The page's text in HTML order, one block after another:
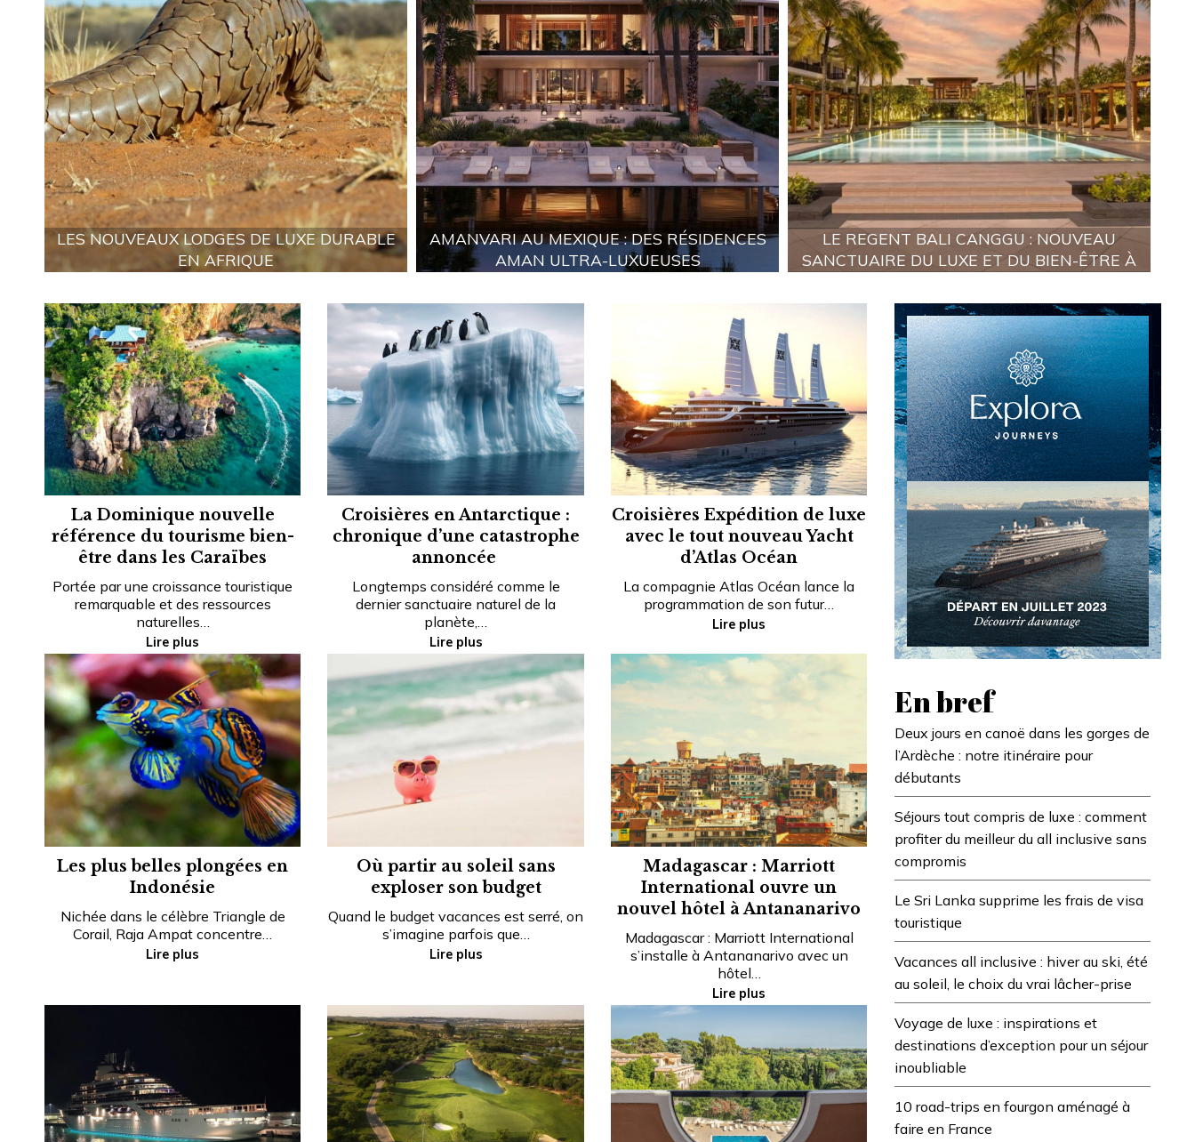
LES NOUVEAUX LODGES DE LUXE DURABLE
EN AFRIQUE
AMANVARI AU MEXIQUE : DES RÉSIDENCES
AMAN ULTRA-LUXUEUSES
LE REGENT BALI CANGGU : NOUVEAU
SANCTUAIRE DU LUXE ET DU BIEN-ÊTRE À
La Dominique nouvelle
référence du tourisme bien-
être dans les Caraïbes
Portée par une croissance touristique
remarquable et des ressources
naturelles…
Lire plus
Croisières en Antarctique :
chronique d’une catastrophe
annoncée
Longtemps considéré comme le
dernier sanctuaire naturel de la
planète,…
Lire plus
Croisières Expédition de luxe
avec le tout nouveau Yacht
d’Atlas Océan
La compagnie Atlas Océan lance la
programmation de son futur…
Lire plus
Les plus belles plongées en
Indonésie
Nichée dans le célèbre Triangle de
Corail, Raja Ampat concentre…
Lire plus
Où partir au soleil sans
exploser son budget
Quand le budget vacances est serré, on
s’imagine parfois que…
Lire plus
Madagascar : Marriott
International ouvre un
nouvel hôtel à Antananarivo
Madagascar : Marriott International
s’installe à Antananarivo avec un
hôtel…
Lire plus
En bref
Deux jours en canoë dans les gorges de
l’Ardèche : notre itinéraire pour
débutants
Séjours tout compris de luxe : comment
profiter du meilleur du all inclusive sans
compromis
Le Sri Lanka supprime les frais de visa
touristique
Vacances all inclusive : hiver au ski, été
au soleil, le choix du vrai lâcher-prise
Voyage de luxe : inspirations et
destinations d’exception pour un séjour
inoubliable
10 road-trips en fourgon aménagé à
faire en France